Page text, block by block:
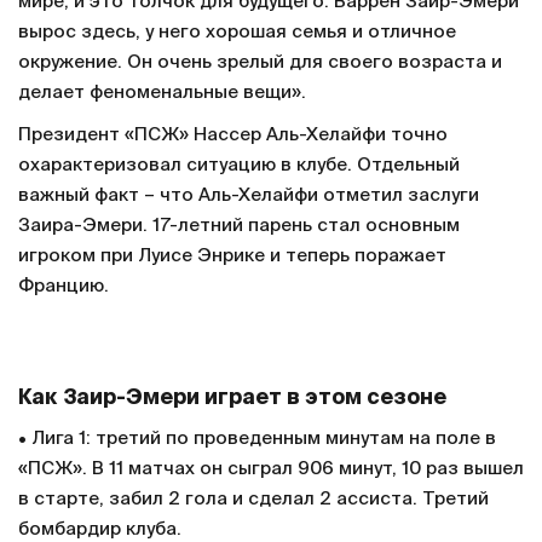
вырос здесь, у него хорошая семья и отличное
окружение. Он очень зрелый для своего возраста и
делает феноменальные вещи».
Президент «ПСЖ» Нассер Аль-Хелайфи точно
охарактеризовал ситуацию в клубе. Отдельный
важный факт – что Аль-Хелайфи отметил заслуги
Заира-Эмери. 17-летний парень стал основным
игроком при Луисе Энрике и теперь поражает
Францию.
Как Заир-Эмери играет в этом сезоне
• Лига 1: третий по проведенным минутам на поле в
«ПСЖ». В 11 матчах он сыграл 906 минут, 10 раз вышел
в старте, забил 2 гола и сделал 2 ассиста. Третий
бомбардир клуба.